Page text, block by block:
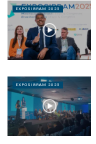
EXPOSIBRAM 2025
EXPOSIBRAM 2025